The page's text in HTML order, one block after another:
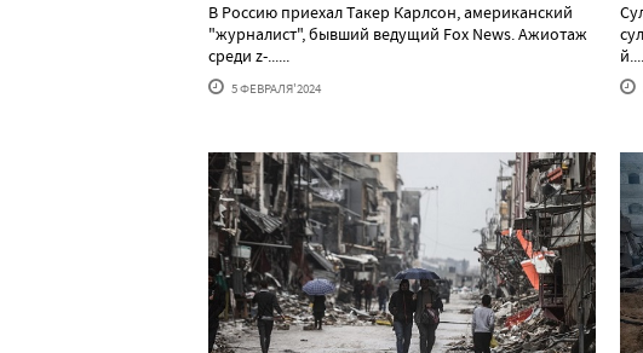
В Россию приехал Такер Карлсон, американский
"журналист", бывший ведущий Fox News. Ажиотаж
среди z-......
5 ФЕВРАЛЯ'2024